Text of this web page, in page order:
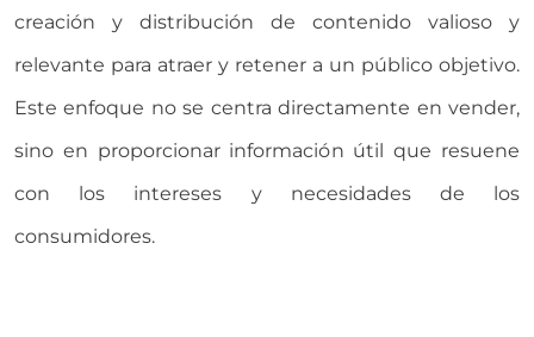
creación y distribución de contenido valioso y
relevante para atraer y retener a un público objetivo.
Este enfoque no se centra directamente en vender,
sino en proporcionar información útil que resuene
con los intereses y necesidades de los
consumidores.